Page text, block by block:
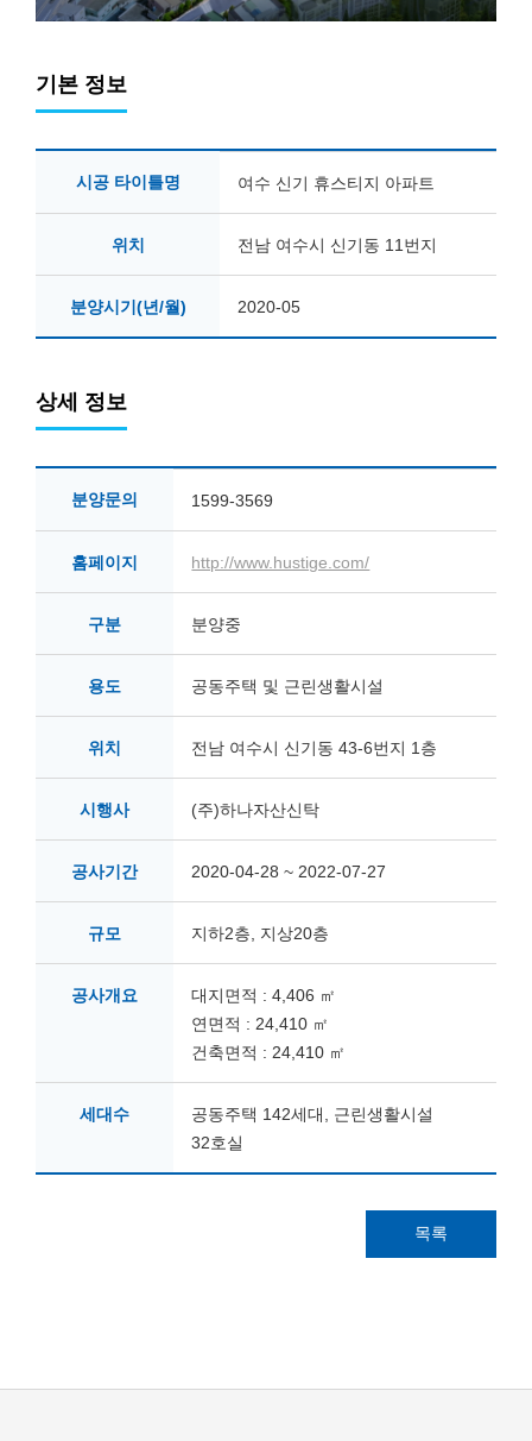
기본 정보
시공 타이틀명 여수 신기 휴스티지 아파트
위치 전남 여수시 신기동 11번지
분양시기(년/월) 2020-05
상세 정보
분양문의 1599-3569
홈페이지 http://www.hustige.com/
구분 분양중
용도 공동주택 및 근린생활시설
위치 전남 여수시 신기동 43-6번지 1층
시행사 (주)하나자산신탁
공사기간 2020-04-28 ~ 2022-07-27
규모 지하2층, 지상20층
공사개요
대지면적 : 4,406 ㎡
연면적 : 24,410 ㎡
건축면적 : 24,410 ㎡
세대수
공동주택 142세대, 근린생활시설
32호실
목록